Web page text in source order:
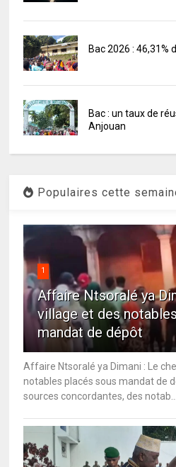
Bac 2026 : 46,31%
Bac : un taux de
Anjouan
Populaires cette
1
Affaire Ntsoralé ya
village et des
mandat de dépôt
Affaire Ntsoralé ya Dimani : Le
notables placés sous mandat de
sources concordantes, des notab...